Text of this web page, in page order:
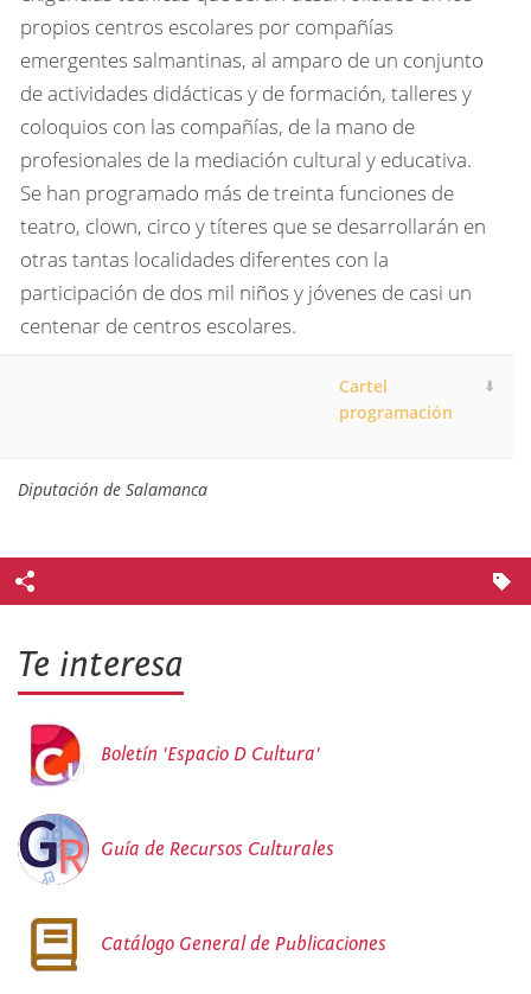
propios centros escolares por compañías
emergentes salmantinas, al amparo de un conjunto
de actividades didácticas y de formación, talleres y
coloquios con las compañías, de la mano de
profesionales de la mediación cultural y educativa.
Se han programado más de treinta funciones de
teatro, clown, circo y títeres que se desarrollarán en
otras tantas localidades diferentes con la
participación de dos mil niños y jóvenes de casi un
centenar de centros escolares.
Cartel
programación
Diputación de Salamanca
Te interesa
Boletín 'Espacio D Cultura'
Guía de Recursos Culturales
Catálogo General de Publicaciones